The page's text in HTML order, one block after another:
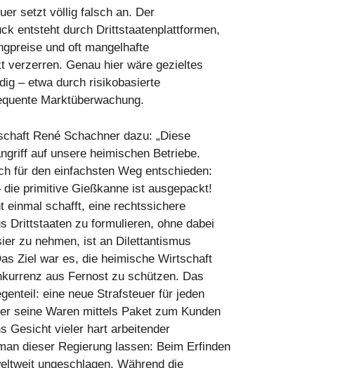
setzt völlig falsch an. Der
entsteht durch Drittstaatenplattformen,
und oft mangelhafte
verzerren. Genau hier wäre gezieltes
– etwa durch risikobasierte
Marktüberwachung.
René Schachner dazu: „Diese
auf unsere heimischen Betriebe.
für den einfachsten Weg entschieden:
die primitive Gießkanne ist ausgepackt!
einmal schafft, eine rechtssichere
Drittstaaten zu formulieren, ohne dabei
zu nehmen, ist an Dilettantismus
Ziel war es, die heimische Wirtschaft
aus Fernost zu schützen. Das
eine neue Strafsteuer für jeden
seine Waren mittels Paket zum Kunden
Gesicht vieler hart arbeitender
dieser Regierung lassen: Beim Erfinden
ungeschlagen. Während die